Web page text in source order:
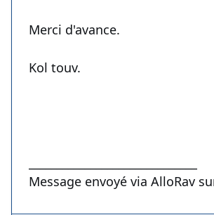
Merci d'avance.
Kol touv.
Message envoyé via AlloRav